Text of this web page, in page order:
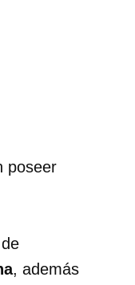
poseer
, además